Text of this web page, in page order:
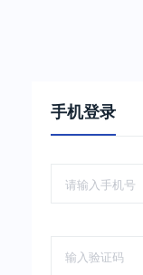
手机登录